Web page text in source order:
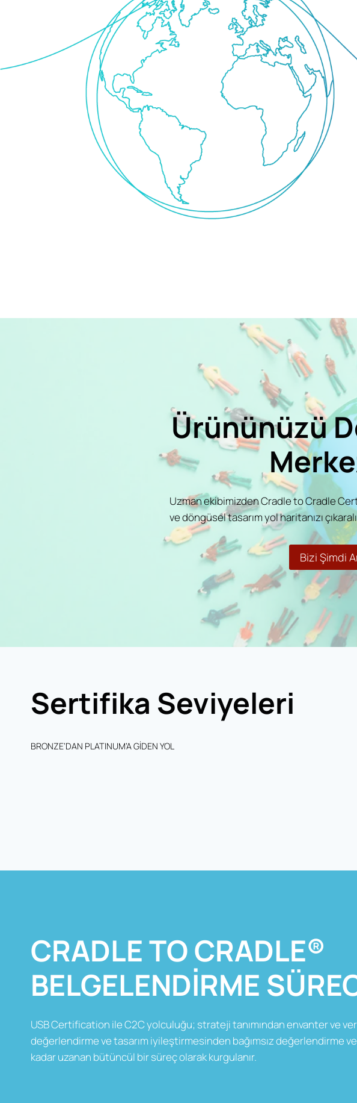
Ürününüzü
Uzman ekibimizden Cradle to Cradle
ve döngüsel tasarım yol haritanızı
Bizi Şimdi
Sertifika Seviyeleri
BRONZE’DAN PLATINUM’A GİDEN YOL
CRADLE TO CRADLE®
BELGELENDIRME
USB Certification ile C2C yolculuğu; strateji tanımından envanter ve
değerlendirme ve tasarım iyileştirmesinden bağımsız değerlendirme
kadar uzanan bütüncül bir süreç olarak kurgulanır.